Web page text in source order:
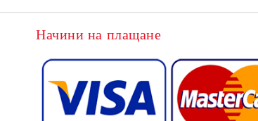
Начини на плащане